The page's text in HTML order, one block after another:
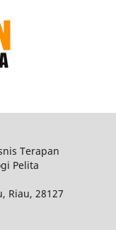
Terapan
Pelita
, Riau, 28127